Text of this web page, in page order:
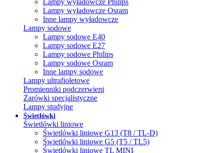
Lampy wyładowcze Osram
Inne lampy wyładowcze
Lampy sodowe
Lampy sodowe E40
Lampy sodowe E27
Lampy sodowe Philips
Lampy sodowe Osram
Inne lampy sodowe
Lampy ultrafioletowe
Promienniki podczerwieni
Żarówki specjalistyczne
Lampy studyjne
Świetlówki
Świetlówki liniowe
Świetlówki liniowe G13 (T8 / TL-D)
Świetlówki liniowe G5 (T5 / TL5)
Świetlówki liniowe TL MINI